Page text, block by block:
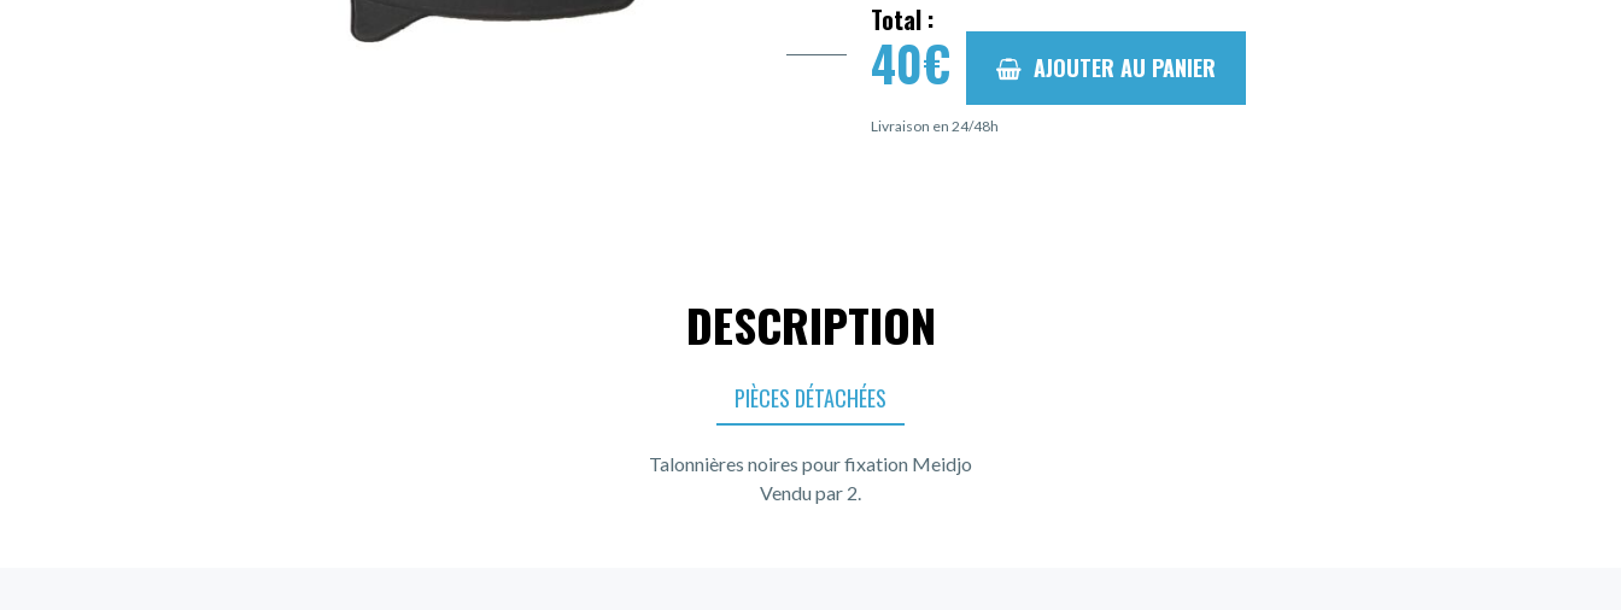
Total :
40€ AJOUTER AU PANIER
Livraison en 24/48h
DESCRIPTION
PIÈCES DÉTACHÉES
Talonnières noires pour fixation Meidjo
Vendu par 2.